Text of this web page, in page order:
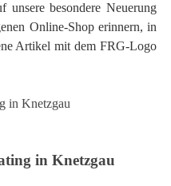
besondere Neuerung
Online-Shop erinnern, in
Artikel mit dem FRG-Logo
in Knetzgau